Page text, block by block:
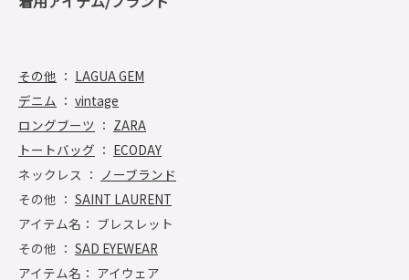
その他 ： LAGUA GEM
デニム ： vintage
ロングブーツ ： ZARA
トートバッグ ： ECODAY
ネックレス ： ノーブランド
その他 ： SAINT LAURENT
アイテム名： ブレスレット
その他 ： SAD EYEWEAR
アイテム名： アイウェア